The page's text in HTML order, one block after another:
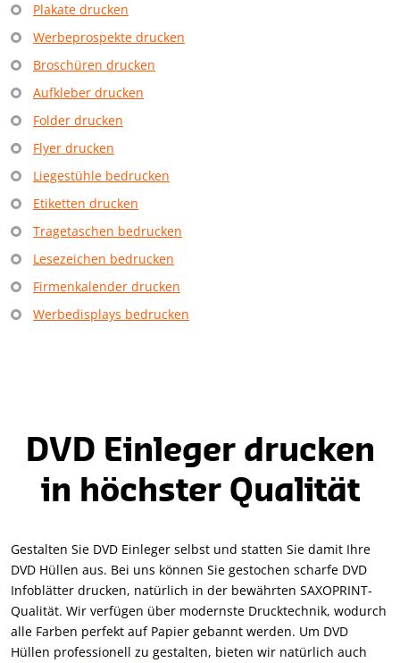
Plakate drucken
Werbeprospekte drucken
Broschüren drucken
Aufkleber drucken
Folder drucken
Flyer drucken
Liegestühle bedrucken
Etiketten drucken
Tragetaschen bedrucken
Lesezeichen bedrucken
Firmenkalender drucken
Werbedisplays bedrucken
DVD Einleger drucken
in höchster Qualität
Gestalten Sie DVD Einleger selbst und statten Sie damit Ihre
DVD Hüllen aus. Bei uns können Sie gestochen scharfe DVD
Infoblätter drucken, natürlich in der bewährten SAXOPRINT-
Qualität. Wir verfügen über modernste Drucktechnik, wodurch
alle Farben perfekt auf Papier gebannt werden. Um DVD
Hüllen professionell zu gestalten, bieten wir natürlich auch